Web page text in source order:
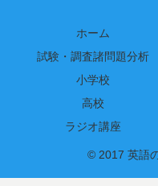
ホーム
試験・調査諸問題分析
小学校
高校
ラジオ講座
© 2017 英語